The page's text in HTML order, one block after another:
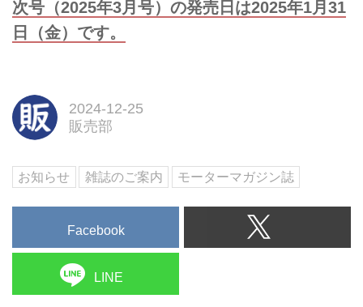
次号（2025年3月号）の発売日は2025年1月31
日（金）です。
2024-12-25
販売部
お知らせ 雑誌のご案内 モーターマガジン誌
Facebook
LINE